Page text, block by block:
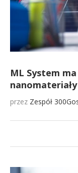
ML System
przez Zespół